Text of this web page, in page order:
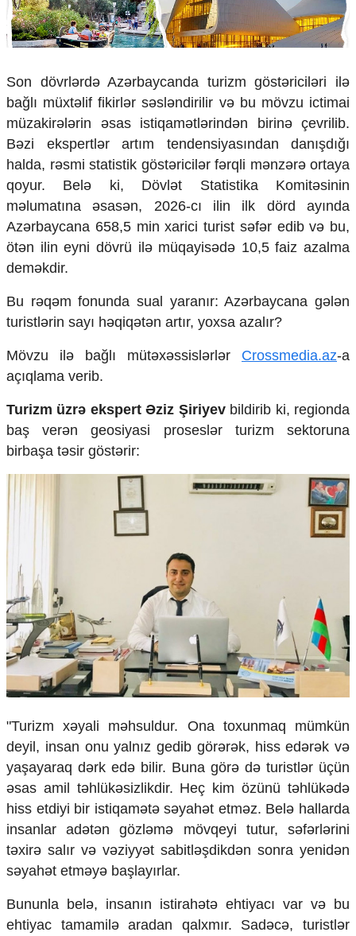
Siyasi
Geosiyasi
İqtisadi
Araşdırma
Multimedia
Foto
Video
İnfoqrafika
Podcast
Humanitar
Elm və təhsil
Mədəniyyət
Yüksəliş hekayəsi
Mədəniyyətimizin Zəfəri
Səhiyyə
Ailə və uşaq
İqtisadi xəbərlər
Neft-qaz
Əmək və sosial siyasət
Kənd təsərrüfatı
Telekommunikasiya və nəqliyyat
COP29
Cəmiyyət
Crossmedia.az - 1 yaş
Siyasət
Məhkəmə və hüquq
Ekologiya
Zəfər - 5
Gənclər və İdman
Media və QHT
Hadisə
Sağlamlıq
Sosium
Mənəvi dəyərlər
Texnologiya
Mətbuat-150
Əlaqə
Missiyamız
Son dövrlərdə Azərbaycanda turizm göstəriciləri ilə
bağlı müxtəlif fikirlər səsləndirilir və bu mövzu ictimai
müzakirələrin əsas istiqamətlərindən birinə çevrilib.
Bəzi ekspertlər artım tendensiyasından danışdığı
halda, rəsmi statistik göstəricilər fərqli mənzərə ortaya
qoyur. Belə ki, Dövlət Statistika Komitəsinin
məlumatına əsasən, 2026-cı ilin ilk dörd ayında
Azərbaycana 658,5 min xarici turist səfər edib və bu,
ötən ilin eyni dövrü ilə müqayisədə 10,5 faiz azalma
deməkdir.
Bu rəqəm fonunda sual yaranır: Azərbaycana gələn
turistlərin sayı həqiqətən artır, yoxsa azalır?
Mövzu ilə bağlı mütəxəssislərlər Crossmedia.az-a
açıqlama verib.
Turizm üzrə ekspert Əziz Şiriyevbildirib ki, regionda
baş verən geosiyasi proseslər turizm sektoruna
birbaşa təsir göstərir:
"Turizm xəyali məhsuldur. Ona toxunmaq mümkün
deyil, insan onu yalnız gedib görərək, hiss edərək və
yaşayaraq dərk edə bilir. Buna görə də turistlər üçün
əsas amil təhlükəsizlikdir. Heç kim özünü təhlükədə
hiss etdiyi bir istiqamətə səyahət etməz. Belə hallarda
insanlar adətən gözləmə mövqeyi tutur, səfərlərini
təxirə salır və vəziyyət sabitləşdikdən sonra yenidən
səyahət etməyə başlayırlar.
Bununla belə, insanın istirahətə ehtiyacı var və bu
ehtiyac tamamilə aradan qalxmır. Sadəcə, turistlər